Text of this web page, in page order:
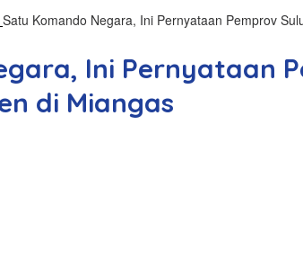
Satu Komando Negara, Ini Pernyataan Pemprov
Ini Pernyataan
di Miangas